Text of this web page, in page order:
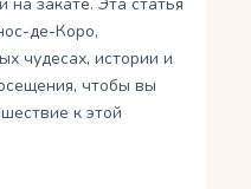
де-Коро,
чудесах, истории и
чтобы вы
к этой